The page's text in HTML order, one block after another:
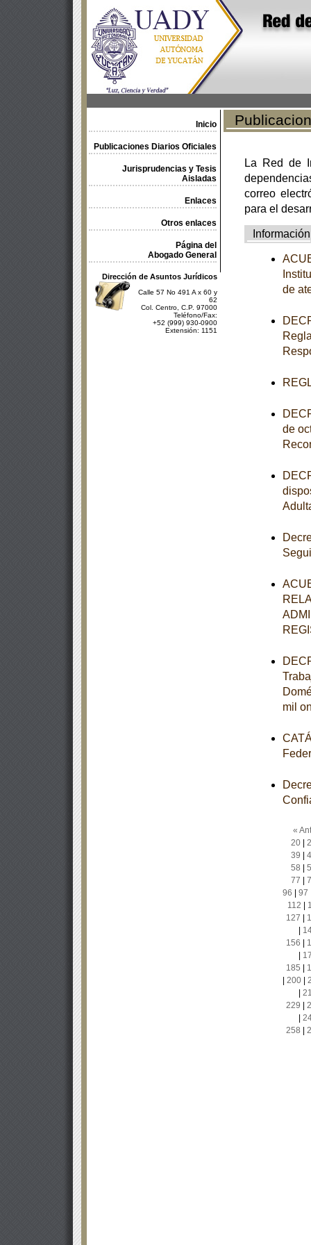
Inicio
Publicaciones Diarios Oficiales
Jurisprudencias y Tesis
Aisladas
Enlaces
Otros enlaces
Página del
Abogado General
Dirección de Asuntos Jurídicos
Calle 57 No 491 A x 60 y
62
Col. Centro, C.P. 97000
Teléfono/Fax:
+52 (999) 930-0900
Extensión: 1151
La Red de
correo
para el
Información
de
de
mil
«
20|
39
58
77
96
97
112
127
156
185
200|
229
258